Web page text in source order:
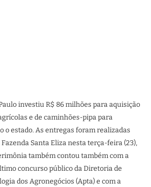
investiu R$ 86 milhões para aquisição
e de caminhões-pipa para
o estado. As entregas foram realizadas
Santa Eliza nesta terça-feira (23),
também contou também com a
concurso público da Diretoria de
dos Agronegócios (Apta) e com a